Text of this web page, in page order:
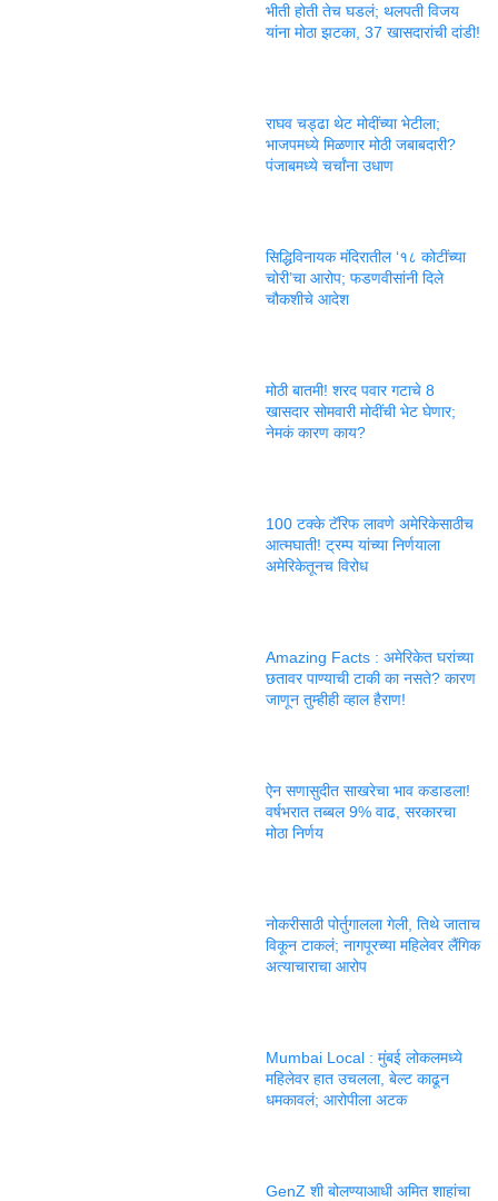
भीती होती तेच घडलं; थलपती विजय
यांना मोठा झटका, 37 खासदारांची दांडी!
राघव चड्ढा थेट मोदींच्या भेटीला;
भाजपमध्ये मिळणार मोठी जबाबदारी?
पंजाबमध्ये चर्चांना उधाण
सिद्धिविनायक मंदिरातील ‘१८ कोटींच्या
चोरी’चा आरोप; फडणवीसांनी दिले
चौकशीचे आदेश
मोठी बातमी! शरद पवार गटाचे 8
खासदार सोमवारी मोदींची भेट घेणार;
नेमकं कारण काय?
100 टक्के टॅरिफ लावणे अमेरिकेसाठीच
आत्मघाती! ट्रम्प यांच्या निर्णयाला
अमेरिकेतूनच विरोध
Amazing Facts : अमेरिकेत घरांच्या
छतावर पाण्याची टाकी का नसते? कारण
जाणून तुम्हीही व्हाल हैराण!
ऐन सणासुदीत साखरेचा भाव कडाडला!
वर्षभरात तब्बल 9% वाढ, सरकारचा
मोठा निर्णय
नोकरीसाठी पोर्तुगालला गेली, तिथे जाताच
विकून टाकलं; नागपूरच्या महिलेवर लैंगिक
अत्याचाराचा आरोप
Mumbai Local : मुंबई लोकलमध्ये
महिलेवर हात उचलला, बेल्ट काढून
धमकावलं; आरोपीला अटक
GenZ शी बोलण्याआधी अमित शाहांचा